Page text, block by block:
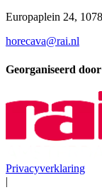
Europaplein 24,
horecava@rai.nl
Georganiseerd door
Privacyverklaring
|